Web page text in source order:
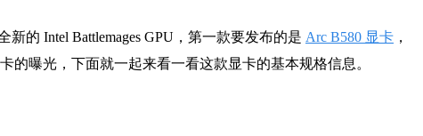
的 Intel Battlemages GPU，第一款要发布的是 Arc B580 显卡 ，
的曝光，下面就一起来看一看这款显卡的基本规格信息。